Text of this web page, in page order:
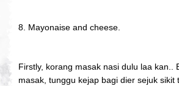
8. Mayonaise and cheese.
Firstly, korang masak nasi dulu laa kan..
masak, tunggu kejap bagi dier sejuk sikit